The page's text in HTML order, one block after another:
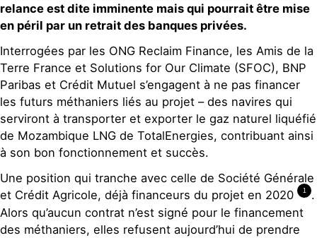
relance est dite imminente mais qui pourrait être mise
en péril par un retrait des banques privées.
Interrogées par les ONG Reclaim Finance, les Amis de la
Terre France et Solutions for Our Climate (SFOC), BNP
Paribas et Crédit Mutuel s’engagent à ne pas financer
les futurs méthaniers liés au projet – des navires qui
serviront à transporter et exporter le gaz naturel liquéfié
de Mozambique LNG de TotalEnergies, contribuant ainsi
à son bon fonctionnement et succès.
Une position qui tranche avec celle de Société Générale
et Crédit Agricole, déjà financeurs du projet en 2020
1
.
Alors qu’aucun contrat n’est signé pour le financement
des méthaniers, elles refusent aujourd’hui de prendre